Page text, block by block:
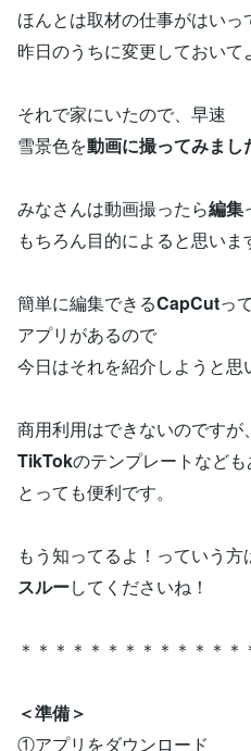
ほんとは取材の仕事がはいっ
昨日のうちに変更しておいて
それで家にいたので、早速
雪景色を動画に撮ってみまし
みなさんは動画撮ったら編集
もちろん目的によると思いま
簡単に編集できるCapCutっ
アプリがあるので
今日はそれを紹介しようと思
商用利用はできないのですが、
TikTokのテンプレートなども
とっても便利です。
もう知ってるよ！っていう方
スルーしてくださいね！
＊＊＊＊＊＊＊＊＊＊＊＊＊
＜準備＞
①アプリをダウンロード